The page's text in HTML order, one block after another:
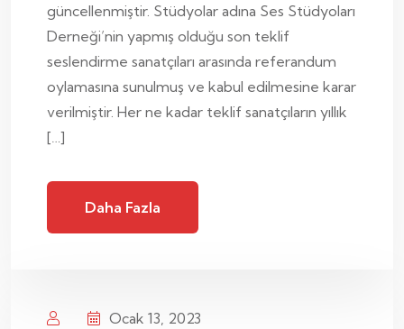
güncellenmiştir. Stüdyolar adına Ses Stüdyoları
Derneği’nin yapmış olduğu son teklif
seslendirme sanatçıları arasında referandum
oylamasına sunulmuş ve kabul edilmesine karar
verilmiştir. Her ne kadar teklif sanatçıların yıllık
[…]
Daha Fazla
Ocak 13, 2023